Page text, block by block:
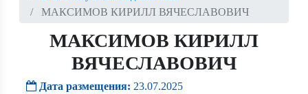
МАКСИМОВ КИРИЛЛ ВЯЧЕСЛАВОВИЧ
МАКСИМОВ КИРИЛЛ
ВЯЧЕСЛАВОВИЧ
Дата размещения: 23.07.2025